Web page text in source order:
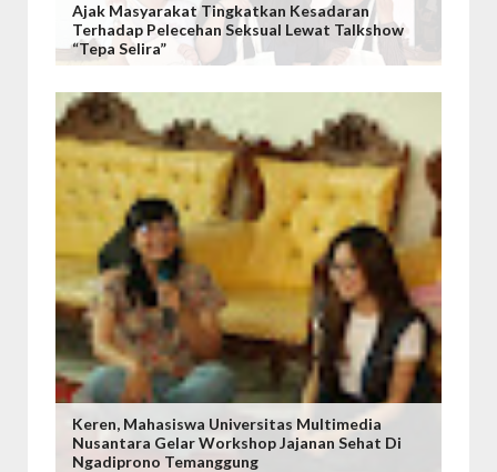
Ajak Masyarakat Tingkatkan Kesadaran
Terhadap Pelecehan Seksual Lewat Talkshow
“Tepa Selira”
Keren, Mahasiswa Universitas Multimedia
Nusantara Gelar Workshop Jajanan Sehat Di
Ngadiprono Temanggung